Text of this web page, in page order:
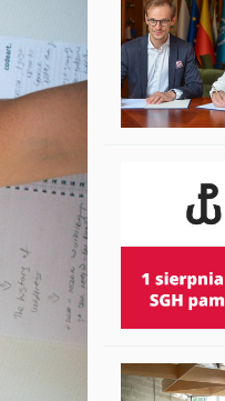
Studenci i doktoranci
Absolwenci
Współpraca międzynarodowa
Współpraca z otoczeniem
Historia
Wspomnienia